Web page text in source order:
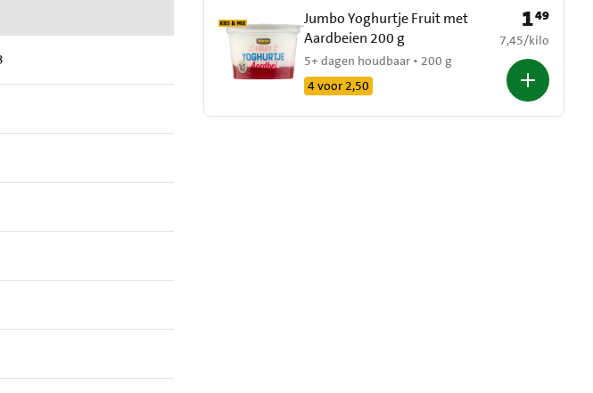
Jumbo Yoghurtje Fruit met
Aardbeien 200 g
5+ dagen houdbaar • 200 g
4 voor 2,50
Prijs: € 1,49
149
€ 7,45 per kilo
7,45/kilo